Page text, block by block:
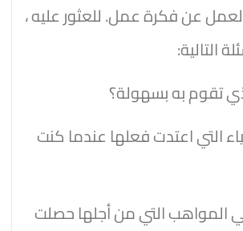
عن فكرة عمل. للعثور عليه ،
التالية:
تقوم به بسهولة؟
التي اعتدت فعلها عندما كنت
المواهب التي من أجلها حصلت